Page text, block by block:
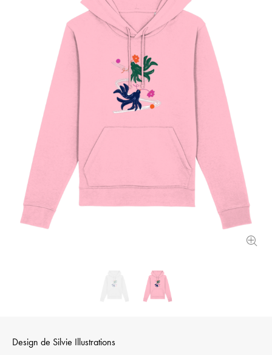
Design de Silvie Illustrations